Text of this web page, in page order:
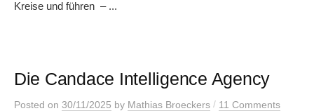
Kreise und führen – ...
Die Candace Intelligence Agency
Posted on 30/11/2025 by Mathias Broeckers / 11 Comments